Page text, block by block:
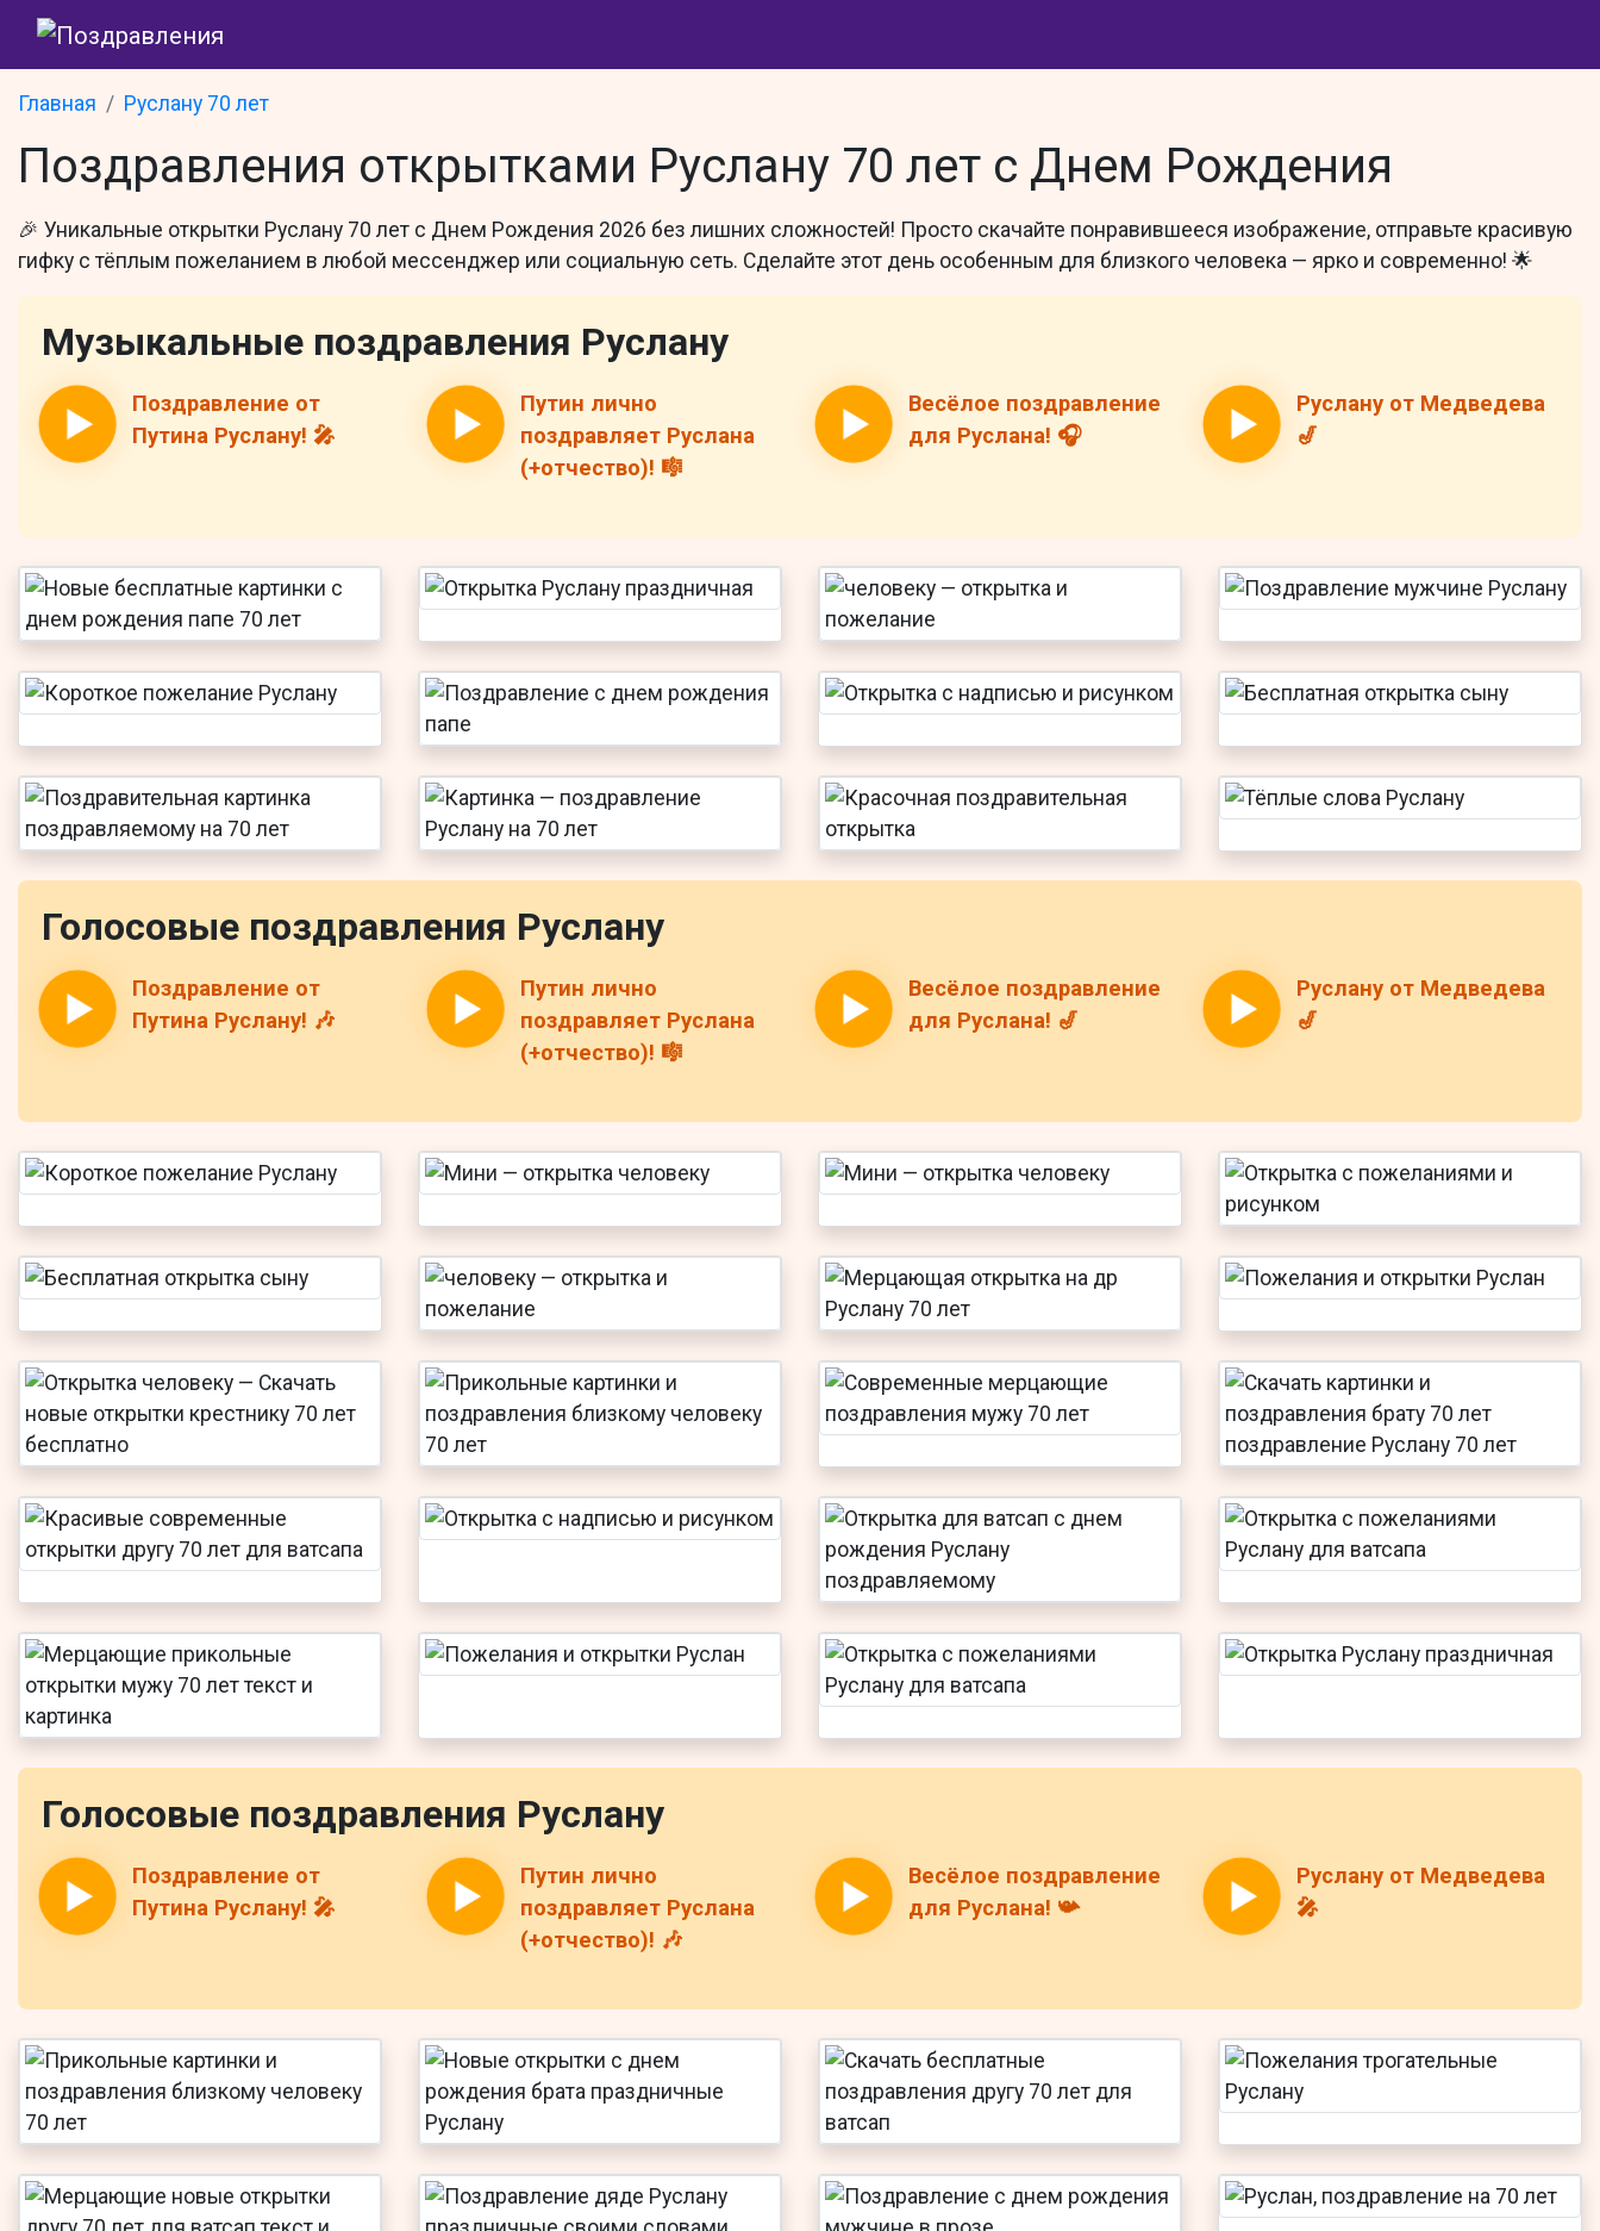
Главная Руслану 70 лет
Поздравления открытками Руслану 70 лет с Днем Рождения
🎉 Уникальные открытки Руслану 70 лет с Днем Рождения 2026 без лишних сложностей! Просто скачайте понравившееся изображение, отправьте красивую
гифку с тёплым пожеланием в любой мессенджер или социальную сеть. Сделайте этот день особенным для близкого человека — ярко и современно! 🌟
Музыкальные поздравления Руслану
Поздравление от
Путина Руслану! 🎤
Путин лично
поздравляет Руслана
(+отчество)! 🎼
Весёлое поздравление
для Руслана! 🎧
Руслану от Медведева
🎷
Голосовые поздравления Руслану
Поздравление от
Путина Руслану! 🎶
Путин лично
поздравляет Руслана
(+отчество)! 🎼
Весёлое поздравление
для Руслана! 🎷
Руслану от Медведева
🎷
Голосовые поздравления Руслану
Поздравление от
Путина Руслану! 🎤
Путин лично
поздравляет Руслана
(+отчество)! 🎶
Весёлое поздравление
для Руслана! 📯
Руслану от Медведева
🎤